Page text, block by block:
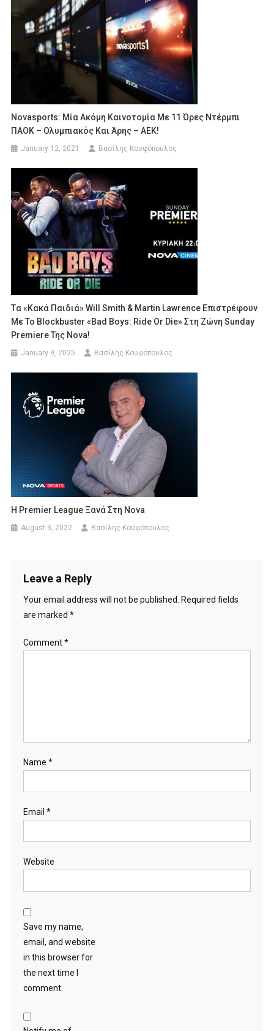
Novasports: Μία Ακόμη Καινοτομία Με 11 Ώρες Ντέρμπι
ΠΑΟΚ – Ολυμπιακός Και Άρης – ΑΕΚ!
January 12, 2021 Βασίλης Κουφόπουλος
Tα «Κακά Παιδιά» Will Smith & Martin Lawrence Επιστρέφουν
Με Το Blockbuster «Bad Boys: Ride Or Die» Στη Ζώνη Sunday
Premiere Της Nova!
January 9, 2025 Βασίλης Κουφόπουλος
H Premier League Ξανά Στη Nova
August 3, 2022 Βασίλης Κουφόπουλος
Leave a Reply
Your email address will not be published. Required fields
are marked *
Comment*
Name *
Email *
Website
Save my name,
email, and website
in this browser for
the next time I
comment.